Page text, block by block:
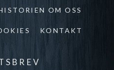
OM OSS
KONTAKT